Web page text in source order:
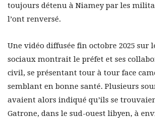
toujours détenu à Niamey par les
l’ont renversé.
Une vidéo diffusée fin octobre 2025 sur
sociaux montrait le préfet et ses
civil, se présentant tour à tour face
semblant en bonne santé. Plusieurs
avaient alors indiqué qu’ils se
Gatrone, dans le sud-ouest libyen, à